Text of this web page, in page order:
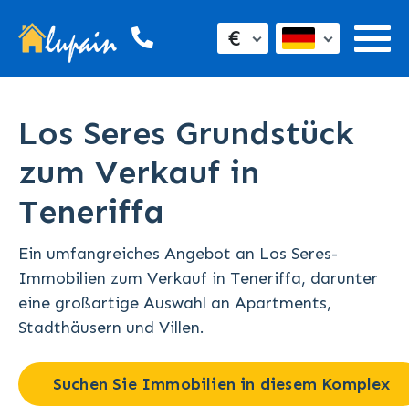
€
Los Seres Grundstück
zum Verkauf in
Teneriffa
Ein umfangreiches Angebot an Los Seres-
Immobilien zum Verkauf in Teneriffa, darunter
eine großartige Auswahl an Apartments,
Stadthäusern und Villen.
Suchen Sie Immobilien in diesem Komplex